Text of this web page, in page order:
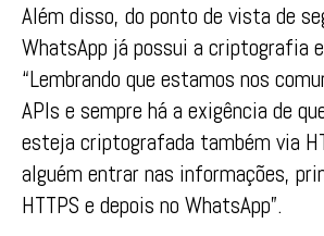
Além disso, do ponto de vista de
WhatsApp já possui a criptografia
“Lembrando que estamos nos
APIs e sempre há a exigência de
esteja criptografada também via
alguém entrar nas informações,
HTTPS e depois no WhatsApp”.